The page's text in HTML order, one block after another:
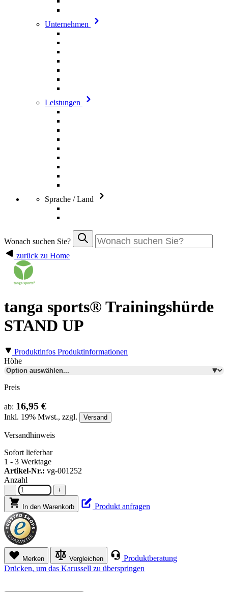
Unternehmen
Leistungen
Sprache / Land
Wonach suchen Sie?
zurück zu Home
tanga sports® Trainingshürde
STAND UP
Produktinfos Produktinformationen
Höhe
Preis
ab: 16,95 €
Inkl. 19% Mwst., zzgl. Versand
Versandhinweis
Sofort lieferbar
1 - 3 Werktage
Artikel-Nr.: vg-001252
Anzahl
− +
In den Warenkorb Produkt anfragen
Merken Vergleichen
Produktberatung
Drücken, um das Karussell zu überspringen